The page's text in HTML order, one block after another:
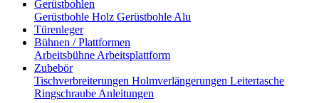
Gerüstbohlen
Gerüstbohle Holz Gerüstbohle Alu
Türenleger
Bühnen / Plattformen
Arbeitsbühne Arbeitsplattform
Zubebör
Tischverbreiterungen Holmverlängerungen Leitertasche
Ringschraube Anleitungen